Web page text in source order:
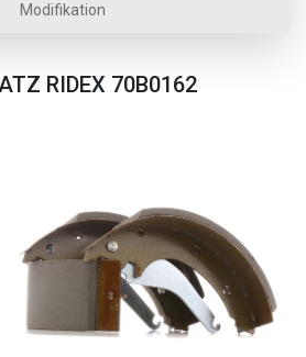
Modifikation
RIDEX 70B0162